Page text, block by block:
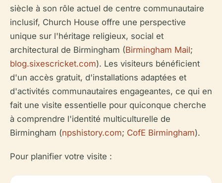
siècle à son rôle actuel de centre communautaire
inclusif, Church House offre une perspective
unique sur l'héritage religieux, social et
architectural de Birmingham (Birmingham Mail;
blog.sixescricket.com). Les visiteurs bénéficient
d'un accès gratuit, d'installations adaptées et
d'activités communautaires engageantes, ce qui en
fait une visite essentielle pour quiconque cherche
à comprendre l'identité multiculturelle de
Birmingham (npshistory.com; CofE Birmingham).
Pour planifier votre visite :